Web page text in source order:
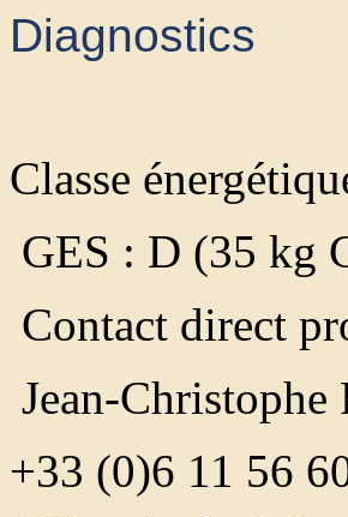
Diagnostics
Classe
GES : D (35 kg
Contact direct
Jean-Christophe
+33 (0)6 11 56